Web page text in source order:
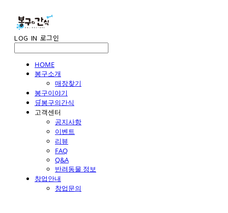
LOG IN 로그인
HOME
봉구소개
매장찾기
봉구이야기
🛒봉구의간식
고객센터
공지사항
이벤트
리뷰
FAQ
Q&A
반려동물 정보
창업안내
창업문의